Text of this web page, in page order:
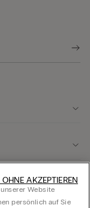
Website
persönlich auf Sie
AKZEPTIEREN